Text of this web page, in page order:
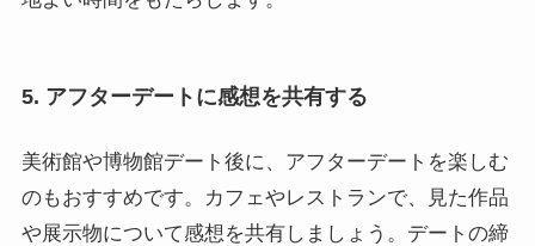
5. アフターデートに感想を共有する
美術館や博物館デート後に、アフターデートを楽しむ
のもおすすめです。カフェやレストランで、見た作品
や展示物について感想を共有しましょう。デートの締